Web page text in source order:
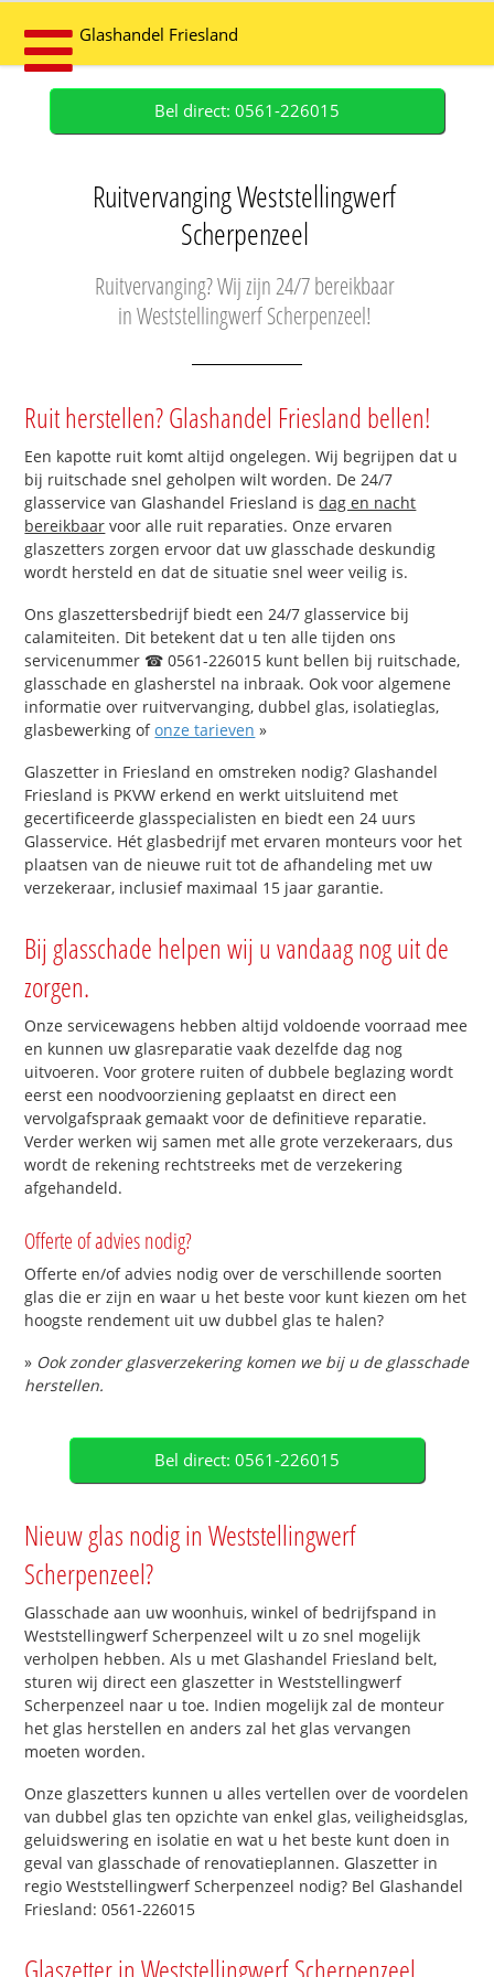
Glashandel Friesland
Bel direct: 0561-226015
Ruitvervanging Weststellingwerf
Scherpenzeel
Ruitvervanging? Wij zijn 24/7 bereikbaar
in Weststellingwerf Scherpenzeel!
Ruit herstellen? Glashandel Friesland bellen!
Een kapotte ruit komt altijd ongelegen. Wij begrijpen dat u
bij ruitschade snel geholpen wilt worden. De 24/7
glasservice van Glashandel Friesland isdag en nacht
bereikbaar voor alle ruit reparaties. Onze ervaren
glaszetters zorgen ervoor dat uw glasschade deskundig
wordt hersteld en dat de situatie snel weer veilig is.
Ons glaszettersbedrijf biedt een 24/7 glasservice bij
calamiteiten. Dit betekent dat u ten alle tijden ons
servicenummer ☎ 0561-226015 kunt bellen bij ruitschade,
glasschade en glasherstel na inbraak. Ook voor algemene
informatie over ruitvervanging, dubbel glas, isolatieglas,
glasbewerking ofonze tarieven »
Glaszetter in Friesland en omstreken nodig? Glashandel
Friesland is PKVW erkend en werkt uitsluitend met
gecertificeerde glasspecialisten en biedt een 24 uurs
Glasservice. Hét glasbedrijf met ervaren monteurs voor het
plaatsen van de nieuwe ruit tot de afhandeling met uw
verzekeraar, inclusief maximaal 15 jaar garantie.
Bij glasschade helpen wij u vandaag nog uit de
zorgen.
Onze servicewagens hebben altijd voldoende voorraad mee
en kunnen uw glasreparatie vaak dezelfde dag nog
uitvoeren. Voor grotere ruiten of dubbele beglazing wordt
eerst een noodvoorziening geplaatst en direct een
vervolgafspraak gemaakt voor de definitieve reparatie.
Verder werken wij samen met alle grote verzekeraars, dus
wordt de rekening rechtstreeks met de verzekering
afgehandeld.
Offerte of advies nodig?
Offerte en/of advies nodig over de verschillende soorten
glas die er zijn en waar u het beste voor kunt kiezen om het
hoogste rendement uit uw dubbel glas te halen?
» Ook zonder glasverzekering komen we bij u de glasschade
herstellen.
Bel direct: 0561-226015
Nieuw glas nodig in Weststellingwerf
Scherpenzeel?
Glasschade aan uw woonhuis, winkel of bedrijfspand in
Weststellingwerf Scherpenzeel wilt u zo snel mogelijk
verholpen hebben. Als u met Glashandel Friesland belt,
sturen wij direct een glaszetter in Weststellingwerf
Scherpenzeel naar u toe. Indien mogelijk zal de monteur
het glas herstellen en anders zal het glas vervangen
moeten worden.
Onze glaszetters kunnen u alles vertellen over de voordelen
van dubbel glas ten opzichte van enkel glas, veiligheidsglas,
geluidswering en isolatie en wat u het beste kunt doen in
geval van glasschade of renovatieplannen. Glaszetter in
regio Weststellingwerf Scherpenzeel nodig? Bel Glashandel
Friesland: 0561-226015
Glaszetter in Weststellingwerf Scherpenzeel